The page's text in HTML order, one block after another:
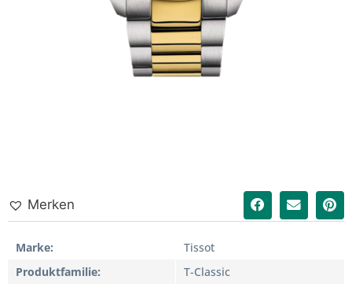
Merken
Marke
Tissot
Produktfamilie
T-Classic